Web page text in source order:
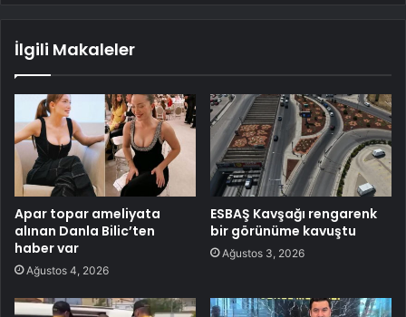
İlgili Makaleler
Apar topar ameliyata
alınan Danla Bilic’ten
haber var
Ağustos 4, 2026
ESBAŞ Kavşağı rengarenk
bir görünüme kavuştu
Ağustos 3, 2026